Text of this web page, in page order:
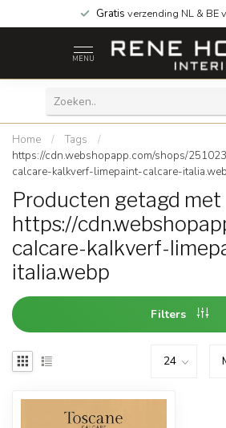
Gratis verzending NL & BE
MENU
Home / Tags
/
https://cdn.webshopapp.com/shops/
calcare-kalkverf-limepaint-calcare-
Producten getagd met
https://
calcare-kalkverf-
italia.webp
Filters